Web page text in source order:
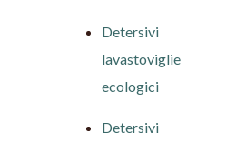
Detersivi
lavastoviglie
ecologici
Detersivi